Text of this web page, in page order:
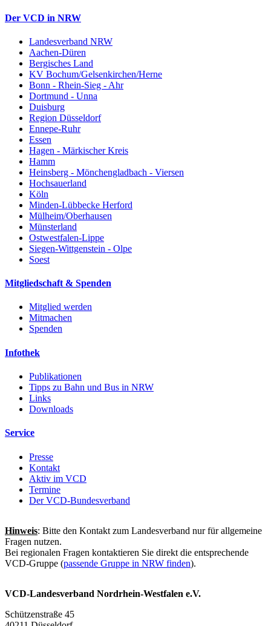
Der VCD in NRW
Landesverband NRW
Aachen-Düren
Bergisches Land
KV Bochum/Gelsenkirchen/Herne
Bonn - Rhein-Sieg - Ahr
Dortmund - Unna
Duisburg
Region Düsseldorf
Ennepe-Ruhr
Essen
Hagen - Märkischer Kreis
Hamm
Heinsberg - Mönchengladbach - Viersen
Hochsauerland
Köln
Minden-Lübbecke Herford
Mülheim/Oberhausen
Münsterland
Ostwestfalen-Lippe
Siegen-Wittgenstein - Olpe
Soest
Mitgliedschaft & Spenden
Mitglied werden
Mitmachen
Spenden
Infothek
Publikationen
Tipps zu Bahn und Bus in NRW
Links
Downloads
Service
Presse
Kontakt
Aktiv im VCD
Termine
Der VCD-Bundesverband
Hinweis: Bitte den Kontakt zum Landesverband nur für allgemeine
Fragen nutzen.
Bei regionalen Fragen kontaktieren Sie direkt die entsprechende
VCD-Gruppe (passende Gruppe in NRW finden).
VCD-Landesverband Nordrhein-Westfalen e.V.
Schützenstraße 45